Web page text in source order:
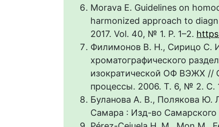
Morava E. Guidelines on
harmonized approach to
2017. Vol. 40, № 1. P. 1–2.
Филимонов В. Н., Сирицо С.
хроматографического
изократической ОФ ВЭЖХ //
процессы. 2006. Т. 6, № 2. С.
Буланова А. В., Полякова Ю.
Самара : Изд-во Самарского